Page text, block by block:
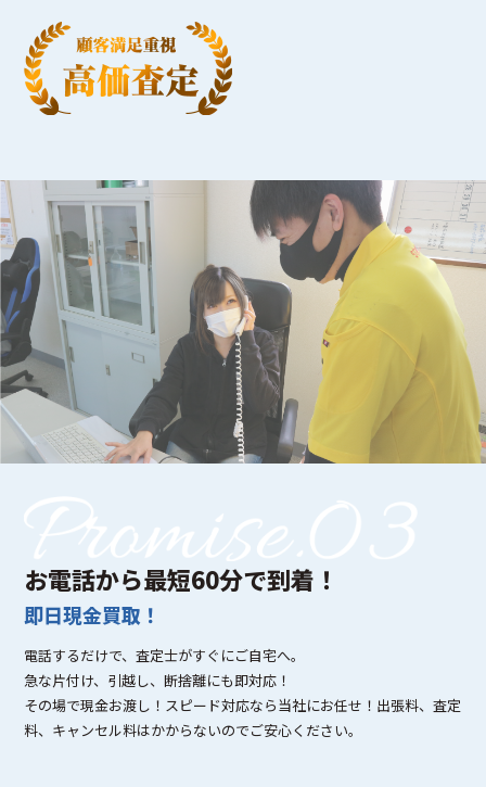
お電話から最短60分で到着！
即日現金買取！
電話するだけで、査定士がすぐにご自宅へ。
急な片付け、引越し、断捨離にも即対応！
その場で現金お渡し！スピード対応なら当社にお任せ！出張料、査定
料、キャンセル料はかからないのでご安心ください。